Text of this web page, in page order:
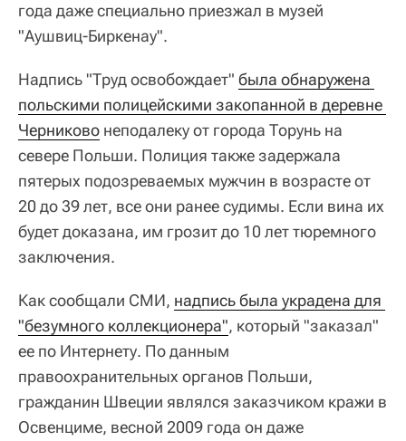
года даже специально приезжал в музей
"Аушвиц-Биркенау".
Надпись "Труд освобождает" была обнаружена
польскими полицейскими закопанной в деревне
Черниково неподалеку от города Торунь на
севере Польши. Полиция также задержала
пятерых подозреваемых мужчин в возрасте от
20 до 39 лет, все они ранее судимы. Если вина их
будет доказана, им грозит до 10 лет тюремного
заключения.
Как сообщали СМИ, надпись была украдена для
"безумного коллекционера", который "заказал"
ее по Интернету. По данным
правоохранительных органов Польши,
гражданин Швеции являлся заказчиком кражи в
Освенциме, весной 2009 года он даже